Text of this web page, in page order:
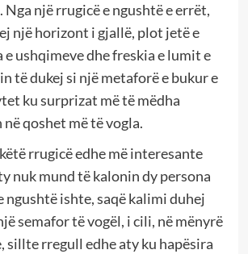
Nga një rrugicë e ngushtë e errët,
një horizont i gjallë, plot jetë e
ushqimeve dhe freskia e lumit e
të dukej si një metaforë e bukur e
ku surprizat më të mëdha
qoshet më të vogla.
rrugicë edhe më interesante
nuk mund të kalonin dy persona
ngushtë ishte, saqë kalimi duhej
semafor të vogël, i cili, në mënyrë
sillte rregull edhe aty ku hapësira